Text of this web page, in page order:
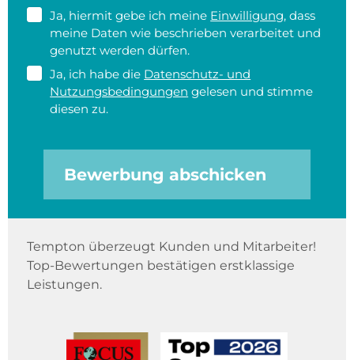
Ja, hiermit gebe ich meine Einwilligung, dass
meine Daten wie beschrieben verarbeitet und
genutzt werden dürfen.
Ja, ich habe die Datenschutz- und
Nutzungsbedingungen gelesen und stimme
diesen zu.
Bewerbung abschicken
Tempton überzeugt Kunden und Mitarbeiter!
Top-Bewertungen bestätigen erstklassige
Leistungen.